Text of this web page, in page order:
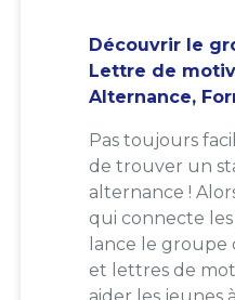
Découvrir le
Lettre de
Alternance,
Pas toujours
de trouver un
alternance !
qui connecte
lance le groupe
et lettres de